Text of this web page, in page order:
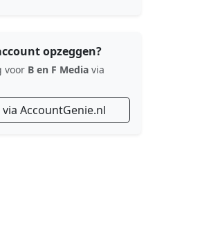
opzeggen?
voor B en F Media via
AccountGenie.nl